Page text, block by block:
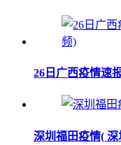
26日广西疫情速
深圳福田疫情(